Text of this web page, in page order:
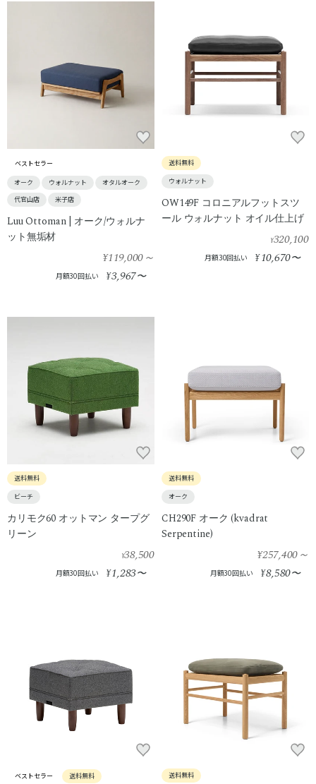
ベストセラー
オーク ウォルナット
オタルオーク
代官山店
米子店
Luu Ottoman | オーク/ウォルナ
ット無垢材
¥119,000～
月額30回払い ¥3,967〜
送料無料
ウォルナット
OW149F コロニアルフットスツ
ール ウォルナット オイル仕上げ
¥320,100
月額30回払い ¥10,670〜
送料無料
ビーチ
カリモク60 オットマン タープグ
リーン
¥38,500
月額30回払い ¥1,283〜
送料無料
オーク
CH290F オーク (kvadrat
Serpentine)
¥257,400～
月額30回払い ¥8,580〜
ベストセラー 送料無料
送料無料